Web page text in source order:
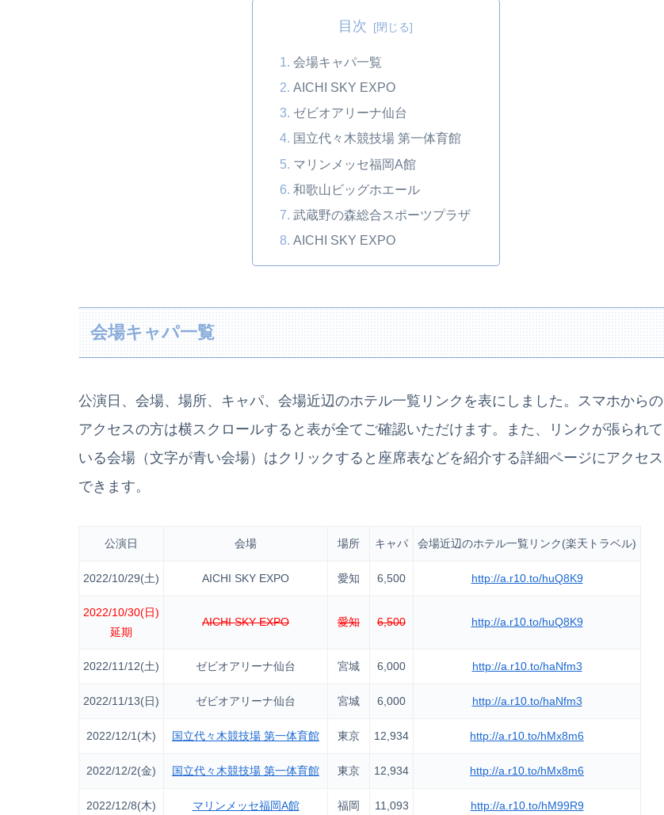
目次
会場キャパ一覧
AICHI SKY EXPO
ゼビオアリーナ仙台
国立代々木競技場 第一体育館
マリンメッセ福岡A館
和歌山ビッグホエール
武蔵野の森総合スポーツプラザ
AICHI SKY EXPO
会場キャパ一覧
公演日、会場、場所、キャパ、会場近辺のホテル一覧リンクを表にしました。スマホからの
アクセスの方は横スクロールすると表が全てご確認いただけます。また、リンクが張られて
いる会場（文字が青い会場）はクリックすると座席表などを紹介する詳細ページにアクセス
できます。
公演日 会場 場所 キャパ 会場近辺のホテル一覧リンク(楽天トラベル)
2022/10/29(土) AICHI SKY EXPO 愛知 6,500 http://a.r10.to/huQ8K9
2022/10/30(日)
延期
AICHI SKY EXPO 愛知 6,500 http://a.r10.to/huQ8K9
2022/11/12(土) ゼビオアリーナ仙台 宮城 6,000 http://a.r10.to/haNfm3
2022/11/13(日) ゼビオアリーナ仙台 宮城 6,000 http://a.r10.to/haNfm3
2022/12/1(木) 国立代々木競技場 第一体育館 東京 12,934 http://a.r10.to/hMx8m6
2022/12/2(金) 国立代々木競技場 第一体育館 東京 12,934 http://a.r10.to/hMx8m6
2022/12/8(木) マリンメッセ福岡A館 福岡 11,093 http://a.r10.to/hM99R9